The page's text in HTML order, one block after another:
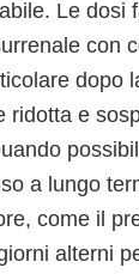
Le dosi
con
dopo
e
a lungo
come il
alterni